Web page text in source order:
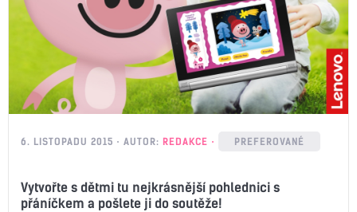
6. LISTOPADU 2015 AUTOR: REDAKCE PREFEROVANÉ
Vytvořte s dětmi tu nejkrásnější pohlednici s
přáníčkem a pošlete ji do soutěže!